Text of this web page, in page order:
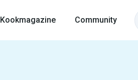
Kookmagazine Community